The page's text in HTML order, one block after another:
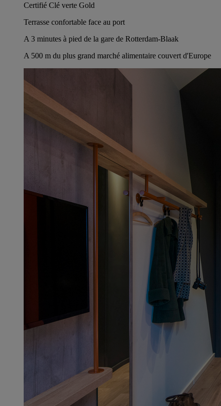
Certifié Clé verte Gold
Terrasse confortable face au port
A 3 minutes à pied de la gare de Rotterdam-Blaak
A 500 m du plus grand marché alimentaire couvert d'Europe